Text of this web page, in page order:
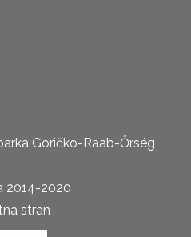
Goričko-Raab-Őrség
2014-2020
stran